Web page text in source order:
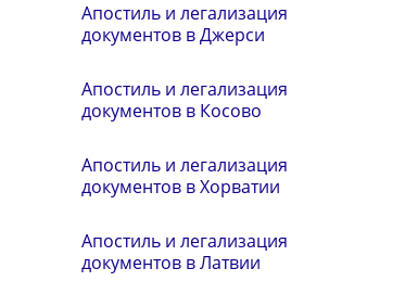
Апостиль и легализация
документов в Джерси
Апостиль и легализация
документов в Косово
Апостиль и легализация
документов в Хорватии
Апостиль и легализация
документов в Латвии